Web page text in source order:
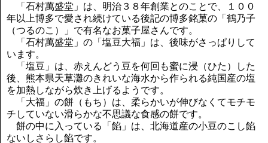
「石村萬盛堂」は、明治３８年創業とのことで、１００
年以上博多で愛され続けている後記の博多銘菓の「鶴乃子
（つるのこ）」で有名なお菓子屋さんです。
「石村萬盛堂」の「塩豆大福」は、後味がさっぱりして
います。
「塩豆」は、赤えんどう豆を何回も蜜に浸（ひた）した
後、熊本県天草灘のきれいな海水から作られる純国産の塩
を加熱しながら炊き上げるようです。
「大福」の餅（もち）は、柔らかいが伸びなくてモチモ
チしていない滑らかな不思議な食感の餅です。
餅の中に入っている「餡」は、北海道産の小豆のこし餡
ないしさらし餡です。